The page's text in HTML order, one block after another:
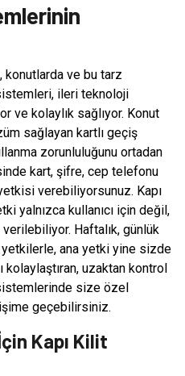
ve bu tarz
ileri teknoloji
ve kolaylık sağlıyor. Konut
sağlayan kartlı geçiş
zorunluluğunu ortadan
kart, şifre, cep telefonu
verebiliyorsunuz. Kapı
yalnızca kullanıcı için değil,
Haftalık, günlük
ana yetki yine sizde
kolaylaştıran, uzaktan kontrol
size özel
geçebilirsiniz.
Kapı Kilit